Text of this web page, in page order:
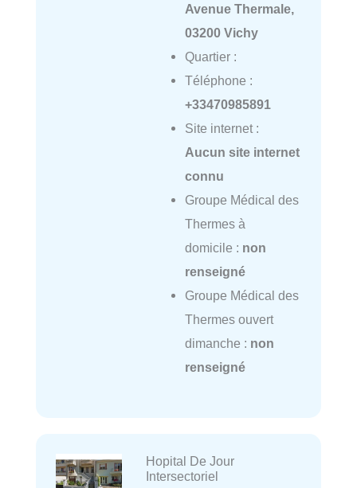
Avenue Thermale,
03200 Vichy
Quartier :
Téléphone :
+33470985891
Site internet :
Aucun site internet
connu
Groupe Médical des
Thermes à
domicile : non
renseigné
Groupe Médical des
Thermes ouvert
dimanche : non
renseigné
Hopital De Jour
Intersectoriel